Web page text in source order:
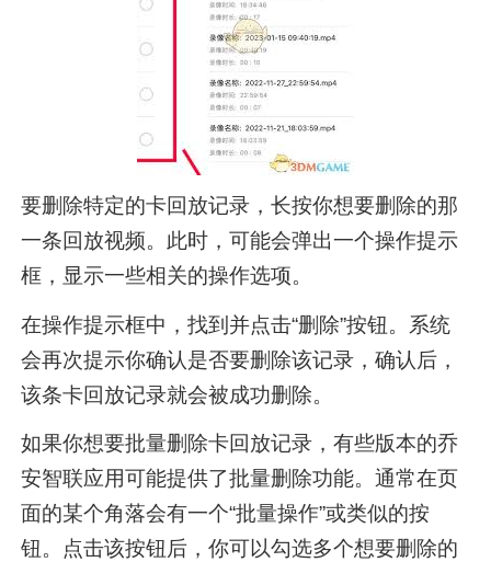
要删除特定的卡回放记录，长按你想要删除的那
一条回放视频。此时，可能会弹出一个操作提示
框，显示一些相关的操作选项。
在操作提示框中，找到并点击“删除”按钮。系统
会再次提示你确认是否要删除该记录，确认后，
该条卡回放记录就会被成功删除。
如果你想要批量删除卡回放记录，有些版本的乔
安智联应用可能提供了批量删除功能。通常在页
面的某个角落会有一个“批量操作”或类似的按
钮。点击该按钮后，你可以勾选多个想要删除的